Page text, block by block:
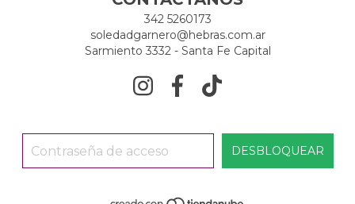
342 5260173
soledadgarnero@hebras.com.ar
Sarmiento 3332 - Santa Fe Capital